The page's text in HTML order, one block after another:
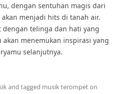
dengan sentuhan magis dari
menjadi hits di tanah air.
dengan telinga dan hati yang
menemukan inspirasi yang
selanjutnya.
and tagged musik terompeton